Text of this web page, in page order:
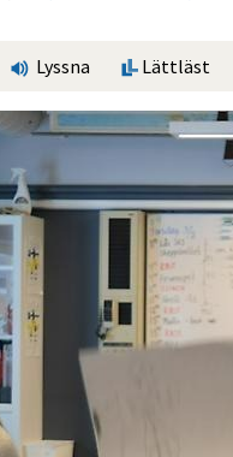
Lyssna Lättläst